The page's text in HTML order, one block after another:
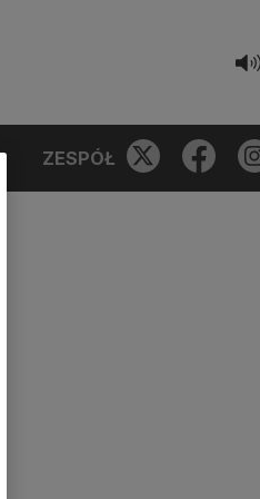
ZESPÓŁ